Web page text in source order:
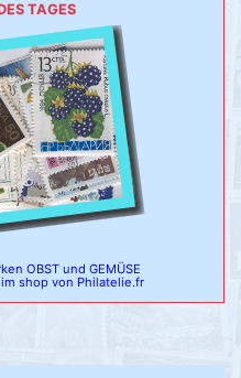
TAGES
OBST und GEMÜSE
shop von Philatelie.fr